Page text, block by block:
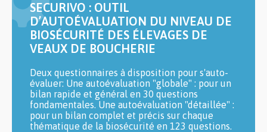
SECURIVO : OUTIL
D’AUTOÉVALUATION DU NIVEAU DE
BIOSÉCURITÉ DES ÉLEVAGES DE
VEAUX DE BOUCHERIE
Deux questionnaires à disposition pour s'auto-
évaluer: Une autoévaluation "globale" : pour un
bilan rapide et général en 30 questions
fondamentales. Une autoévaluation "détaillée" :
pour un bilan complet et précis sur chaque
thématique de la biosécurité en 123 questions.